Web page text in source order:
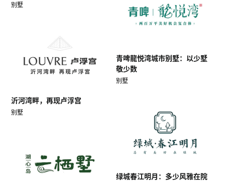
别墅
青啤龍悦湾城市别墅：以少墅
敬少数
别墅
沂河湾畔，再现卢浮宫
别墅
绿城春江明月：多少风雅在院